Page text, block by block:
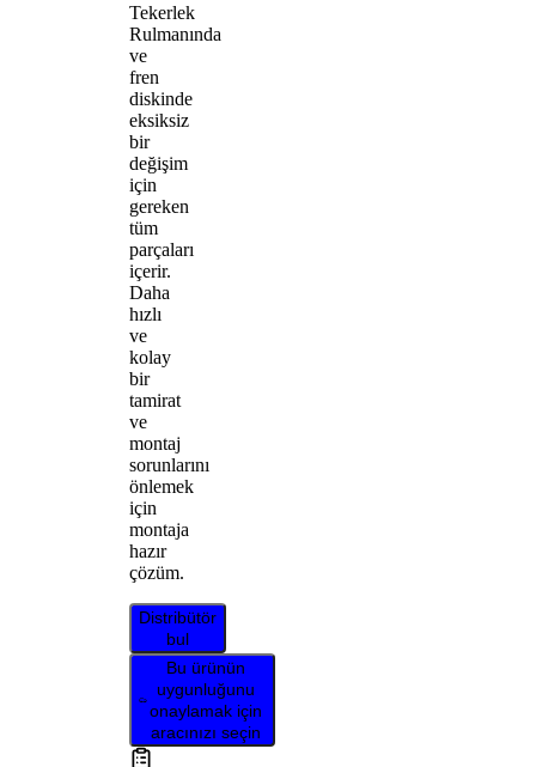
Tekerlek
Rulmanında
ve
fren
diskinde
eksiksiz
bir
değişim
için
gereken
tüm
parçaları
içerir.
Daha
hızlı
ve
kolay
bir
tamirat
ve
montaj
sorunlarını
önlemek
için
montaja
hazır
çözüm.
Distribütör
bul
Bu ürünün
uygunluğunu
onaylamak için
aracınızı seçin